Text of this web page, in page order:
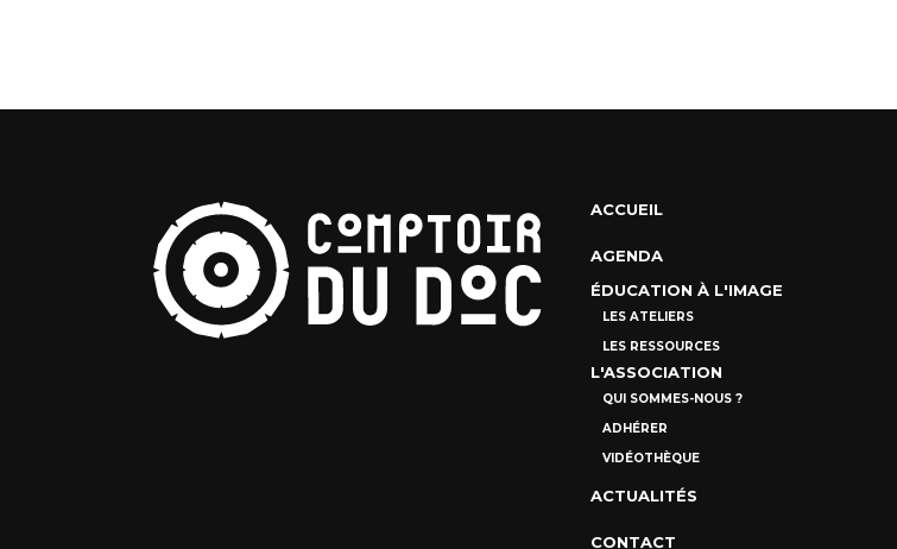
ACCUEIL
AGENDA
ÉDUCATION À L'IMAGE
LES ATELIERS
LES RESSOURCES
L'ASSOCIATION
QUI SOMMES-NOUS ?
ADHÉRER
VIDÉOTHÈQUE
ACTUALITÉS
CONTACT